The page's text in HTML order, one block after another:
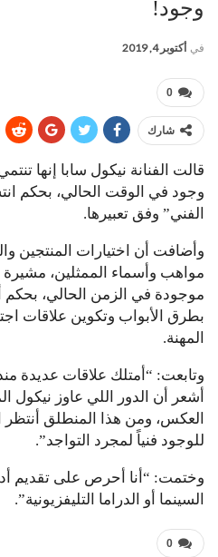
وجود!
في أكتوبر 4, 2019
0
شارك
قالت الفنانة نيكول سابا إنها
وجود في الوقت الحالي، بحكم
الفني” وفق تعبيرها.
وأضافت أن اختيارات المنتجين
مواهب وأسماء الممثلين،
موجودة في الزمن الحالي، بحكم
بطرق الأبواب وتكوين علاقات
المهنة.
وتابعت: “أمتلك علاقات عديدة
أشعر أن الدور اللي عاوز
العكس، ومن هذا المنطلق أنتظر
للوجود فنياً لمجرد التواجد”.
وختمت: “أنا أحرص على تقديم
السينما أو الدراما التليفزيونية”.
0